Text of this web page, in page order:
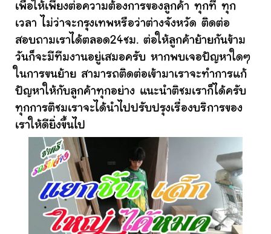
เพื่อให้เพียงต่อความต้องการของลูกค้า ทุกที่ ทุก
เวลา ไม่ว่าจะกรุงเทพหรือว่าต่างจังหวัด ติดต่อ
สอบถามเราได้ตลอด24ชม. ต่อให้ลูกค้าย้ายกันข้าม
วันก็จะมีทีมงานอยู่เสมอครับ หากพบเจอปัญหาใดๆ
ในการขนย้าย สามารถติดต่อเข้ามาเราจะทำการแก้
ปัญหาให้กับลูกค้าทุกอย่าง แนะนำติชมเราก็ได้ครับ
ทุกการติชมเราจะได้นำไปปรับปรุงเรื่องบริการของ
เราให้ดียิ่งขึ้นไป